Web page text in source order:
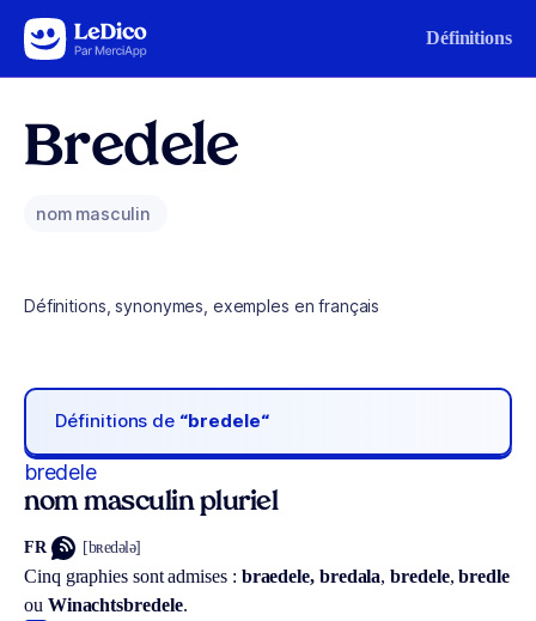
Aller au contenu Définitions
Bredele
nom masculin
Définitions, synonymes, exemples en français
Définitions de “bredele“
bredele
nom masculin pluriel
FR [bʀedələ]
Cinq graphies sont admises : braedele, bredala,bredele,bredle
ou Winachtsbredele.